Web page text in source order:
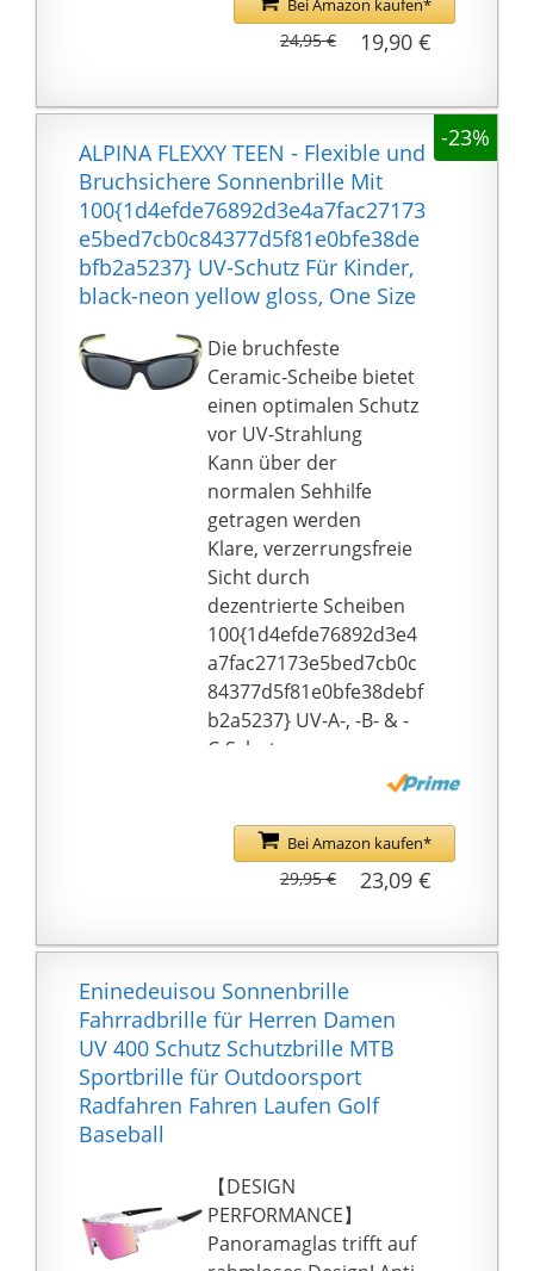
Bedürfnisse anpassen,
um ein besseres und
gewährleisten. Diese
Funktion ermöglicht
eine individuelle
Passform, die sich an
Ihre einzigartige
Kopfform und -größe
anpasst.
【100{1d4efde76892d3
e4a7fac27173e5bed7cb
0c84377d5f81e0bfe38d
ebfb2a5237}
Zufriedenheitsgarantie
】: RUIKDLY nimmt das
Einkaufserlebnis seiner
Kunden sehr ernst.
Unsere Fahrrad-
Sonnenbrillen sind gut
gemacht. Wenn Sie
irgendwelche
Qualitätsprobleme
haben, kontaktieren Sie
uns bitte sofort. Wir
a7fac27173e5bed7cb0c
84377d5f81e0bfe38debf
Rückgabe, so dass Sie
mit vollem Vertrauen
kaufen können!
Fixieren der Brille am
druckfreien
Tragekomfort und
perfekten Halt
100{1d4efde76892d3e4
a7fac27173e5bed7cb0c
84377d5f81e0bfe38debf
b2a5237} UVA, UVB,
UVC Schutz
Bei Amazon kaufen*
19,90 €
24,95 €
-23%
ALPINA FLEXXY TEEN - Flexible und
Bruchsichere Sonnenbrille Mit
100{1d4efde76892d3e4a7fac27173
e5bed7cb0c84377d5f81e0bfe38de
bfb2a5237} UV-Schutz Für Kinder,
black-neon yellow gloss, One Size
Die bruchfeste
Ceramic-Scheibe bietet
einen optimalen Schutz
vor UV-Strahlung
Kann über der
normalen Sehhilfe
getragen werden
Klare, verzerrungsfreie
Sicht durch
dezentrierte Scheiben
100{1d4efde76892d3e4
a7fac27173e5bed7cb0c
84377d5f81e0bfe38debf
b2a5237} UV-A-, -B- & -
C-Schutz
Rahmens ist die Brille
dezent gehalten
Bei Amazon kaufen*
23,09 €
29,95 €
Eninedeuisou Sonnenbrille
Fahrradbrille für Herren Damen
UV 400 Schutz Schutzbrille MTB
Sportbrille für Outdoorsport
Radfahren Fahren Laufen Golf
Baseball
【DESIGN
PERFORMANCE】
Panoramaglas trifft auf